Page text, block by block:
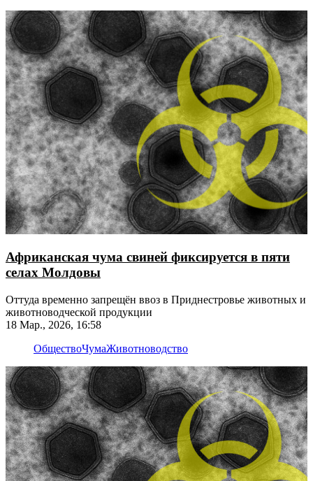
Африканская чума свиней фиксируется в пяти
селах Молдовы
Оттуда временно запрещён ввоз в Приднестровье животных и
животноводческой продукции
18 Мар., 2026, 16:58
ОбществоЧумаЖивотноводство